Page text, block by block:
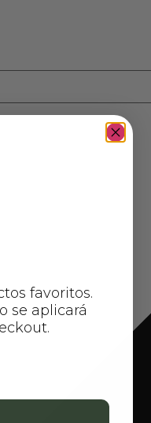
favoritos.
se aplicará